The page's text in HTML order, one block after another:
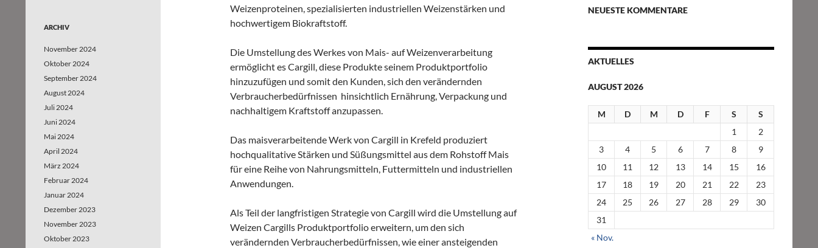
Weizenproteinen, spezialisierten industriellen Weizenstärken und
hochwertigem Biokraftstoff.
Die Umstellung des Werkes von Mais- auf Weizenverarbeitung
ermöglicht es Cargill, diese Produkte seinem Produktportfolio
hinzuzufügen und somit den Kunden, sich den verändernden
Verbraucherbedürfnissen hinsichtlich Ernährung, Verpackung und
nachhaltigem Kraftstoff anzupassen.
Das maisverarbeitende Werk von Cargill in Krefeld produziert
hochqualitative Stärken und Süßungsmittel aus dem Rohstoff Mais
für eine Reihe von Nahrungsmitteln, Futtermitteln und industriellen
Anwendungen.
Als Teil der langfristigen Strategie von Cargill wird die Umstellung auf
Weizen Cargills Produktportfolio erweitern, um den sich
verändernden Verbraucherbedürfnissen, wie einer ansteigenden
NEUESTE KOMMENTARE
AKTUELLES
AUGUST 2026
M D M D F S
S
1
2
3
4 5 6 7 8
9
10
11 12 13 14 15
16
17
18 19 20 21 22
23
24
25 26 27 28 29
30
31
« Nov.
ARCHIV
November 2024
Oktober 2024
September 2024
August 2024
Juli 2024
Juni 2024
Mai 2024
April 2024
März 2024
Februar 2024
Januar 2024
Dezember 2023
November 2023
Oktober 2023